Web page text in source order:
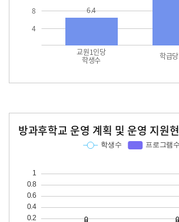
4
8
교원1인당
학생수 학급
6.4
방과후학교 운영 계획 및 운영 지원